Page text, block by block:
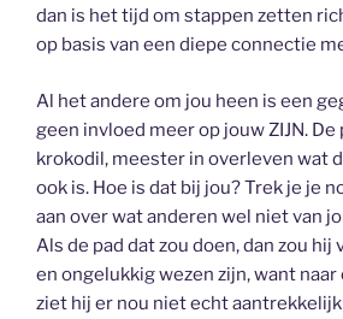
dan is het tijd om stappen zetten
op basis van een diepe connectie
Al het andere om jou heen is een
geen invloed meer op jouw ZIJN. De
krokodil, meester in overleven wat
ook is. Hoe is dat bij jou? Trek je je
aan over wat anderen wel niet van
Als de pad dat zou doen, dan zou
en ongelukkig wezen zijn, want
ziet hij er nou niet echt